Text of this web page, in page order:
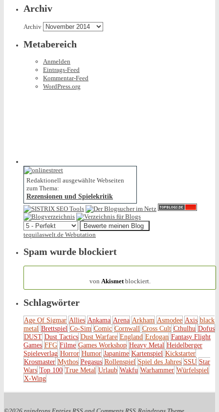
Archiv
Archiv
Metabereich
Anmelden
Eintrags-Feed
Kommentar-Feed
WordPress.org
Redaktionell ausgewählte Webseiten
zum Thema:
Rezensionen und Spielekritik
tequilaswelt.de Webutation
Spam wurde blockiert
von Akismetblockiert.
Schlagwörter
Age Of Sigmar Allies Ankama Arena Arkham Asmodee Axis black
metal Brettspiel Co-Sim Comic Cornwall Cross Cult Cthulhu Dofus
DUST Dust Tactics Dust Warfare England Erdogan Fantasy Flight
Games FFG Filme Games Workshop Heavy Metal Heidelberger
Spieleverlag Horror Humor Japanime Kartenspiel Kickstarter
Krosmaster Mythos Pegasus Rollenspiel Spiel des Jahres SSU Star
Wars Top 100 True Metal Urlaub Wakfu Warhammer Würfelspiel
X-Wing